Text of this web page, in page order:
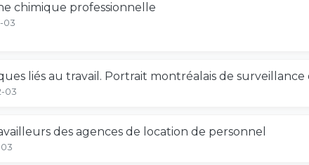
chimique professionnelle
03
liés au travail. Portrait montréalais de surveillance
03
des agences de location de personnel